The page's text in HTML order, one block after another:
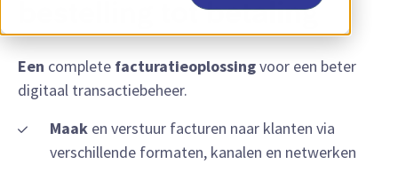
bestelling tot betaling
Een complete facturatieoplossingvoor een beter
digitaal transactiebeheer.
Maak en verstuur facturen naar klanten via
verschillende formaten, kanalen en netwerken